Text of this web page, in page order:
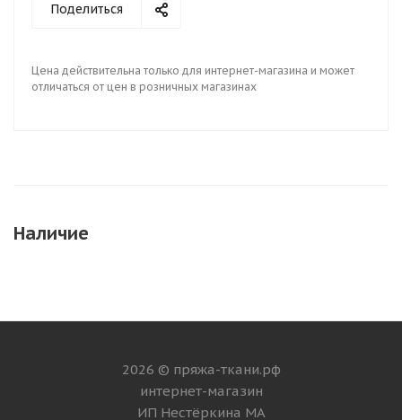
Поделиться
Цена действительна только для интернет-магазина и может
отличаться от цен в розничных магазинах
Наличие
2026 © пряжа-ткани.рф
интернет-магазин
ИП Нестёркина МА